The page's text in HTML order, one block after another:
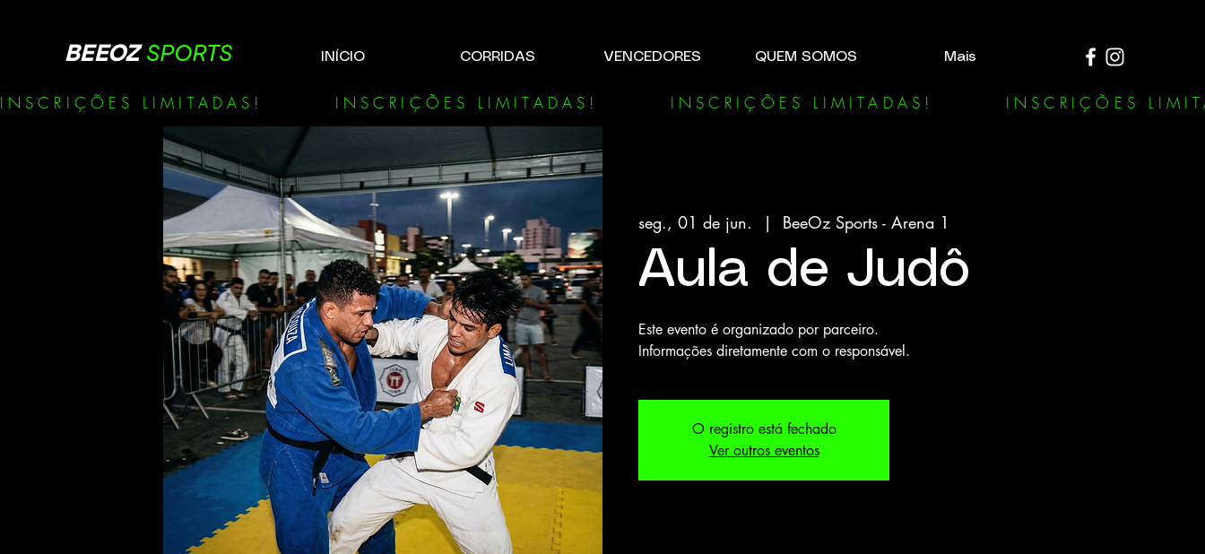
BEEOZ SPORTS INÍCIO CORRIDAS VENCEDORES QUEM SOMOS Mais
INSCRIÇÕES LIMITADAS!
seg., 01 de jun.
  |
BeeOz Sports - Arena 1
Aula de Judô
Este evento é organizado por parceiro.
Informações diretamente com o responsável.
O registro está fechado
Ver outros eventos